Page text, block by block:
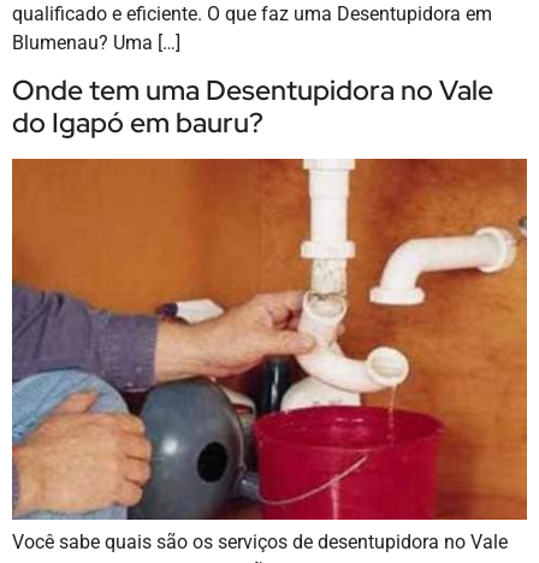
qualificado e eficiente. O que faz uma Desentupidora em
Blumenau? Uma […]
Onde tem uma Desentupidora no Vale
do Igapó em bauru?
Você sabe quais são os serviços de desentupidora no Vale